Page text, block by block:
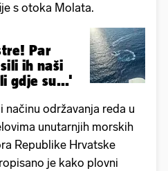
s otoka Molata.
Par
ih naši
gdje su...'
načinu održavanja reda u
unutarnjih morskih
Republike Hrvatske
je kako plovni